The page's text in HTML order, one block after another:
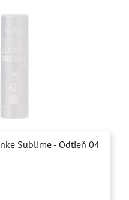
Sublime - Odtieň 04